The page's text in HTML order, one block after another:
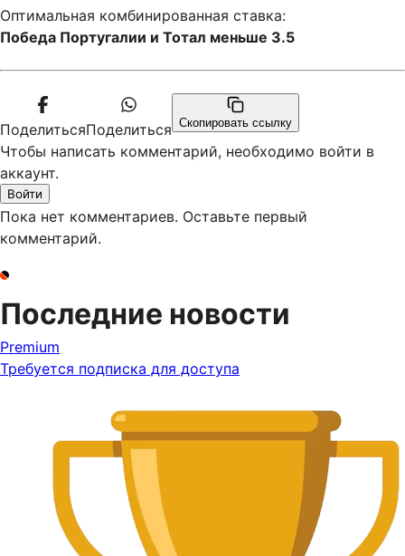
Оптимальная комбинированная ставка:
Победа Португалии и Тотал меньше 3.5
ПоделитьсяПоделиться Скопировать ссылку
Чтобы написать комментарий, необходимо войти в
аккаунт.
Войти
Пока нет комментариев. Оставьте первый
комментарий.
Последние новости
Premium
Требуется подписка для доступа